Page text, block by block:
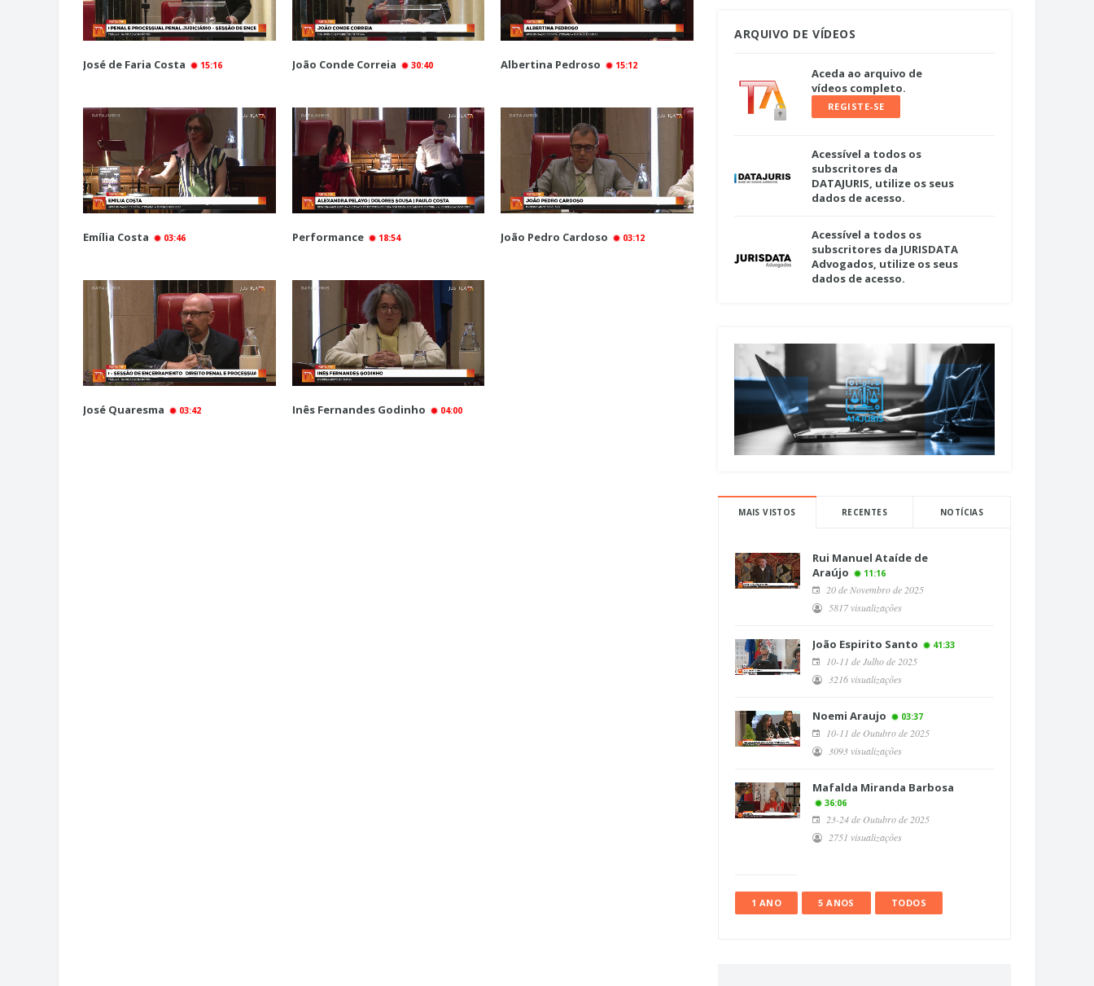
José de Faria Costa 15:16 João Conde Correia 30:40 Albertina Pedroso 15:12
Emília Costa 03:46 Performance 18:54 João Pedro Cardoso 03:12
José Quaresma 03:42 Inês Fernandes Godinho 04:00
ARQUIVO DE VÍDEOS
Aceda ao arquivo de
vídeos completo.
REGISTE-SE
Acessível a todos os
subscritores da
DATAJURIS, utilize os seus
dados de acesso.
Acessível a todos os
subscritores da JURISDATA
Advogados, utilize os seus
dados de acesso.
MAIS VISTOS RECENTES NOTÍCIAS
Rui Manuel Ataíde de
Araújo
11:16
20 de Novembro de 2025
5817 visualizações
João Espirito Santo 41:33
10-11 de Julho de 2025
3216 visualizações
Noemi Araujo 03:37
10-11 de Outubro de 2025
3093 visualizações
Mafalda Miranda Barbosa
36:06
23-24 de Outubro de 2025
2751 visualizações
1 ANO 5 ANOS TODOS